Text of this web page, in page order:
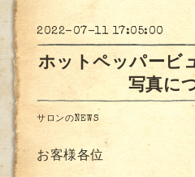
2022-07-11 17:05:00
ホットペッパービ
写真に
サロンのNEWS
お客様各位